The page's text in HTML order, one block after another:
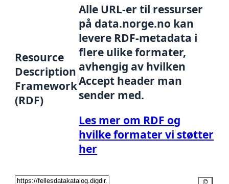
Resource
Description
Framework
(RDF)
Alle URL-er til ressurser
på data.norge.no kan
levere RDF-metadata i
flere ulike formater,
avhengig av hvilken
Accept header man
sender med.
Les mer om RDF og
hvilke formater vi støtter
her